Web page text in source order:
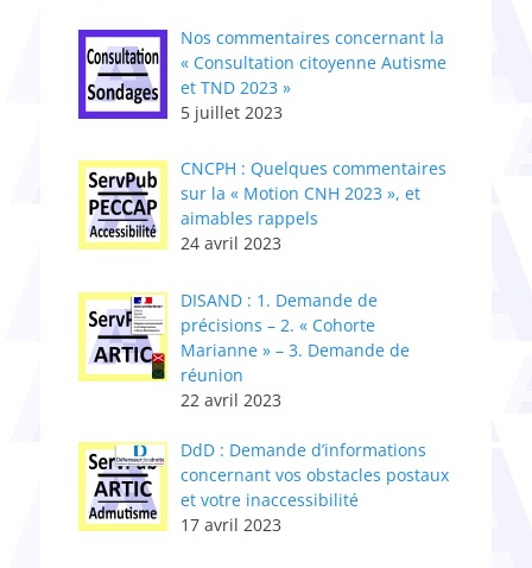
Nos commentaires concernant la
« Consultation citoyenne Autisme
et TND 2023 »
5 juillet 2023
CNCPH : Quelques commentaires
sur la « Motion CNH 2023 », et
aimables rappels
24 avril 2023
DISAND : 1. Demande de
précisions – 2. « Cohorte
Marianne » – 3. Demande de
réunion
22 avril 2023
DdD : Demande d’informations
concernant vos obstacles postaux
et votre inaccessibilité
17 avril 2023